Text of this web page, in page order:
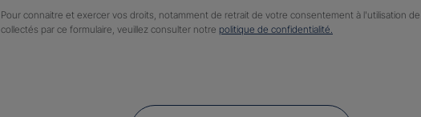
Pour connaitre et exercer vos droits, notamment de retrait de votre consentement à l'utilisation
collectés par ce formulaire, veuillez consulter notre politique de confidentialité.